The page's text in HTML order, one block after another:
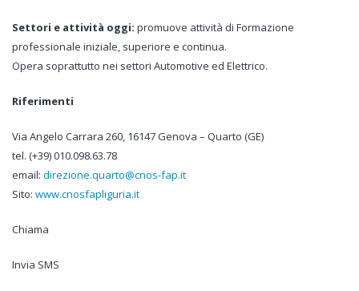
Settori e attività oggi: promuove attività di Formazione
professionale iniziale, superiore e continua.
Opera soprattutto nei settori Automotive ed Elettrico.
Riferimenti
Via Angelo Carrara 260, 16147 Genova – Quarto (GE)
tel. (+39) 010.098.63.78
email: direzione.quarto@cnos-fap.it
Sito: www.cnosfapliguria.it
Chiama
Invia SMS